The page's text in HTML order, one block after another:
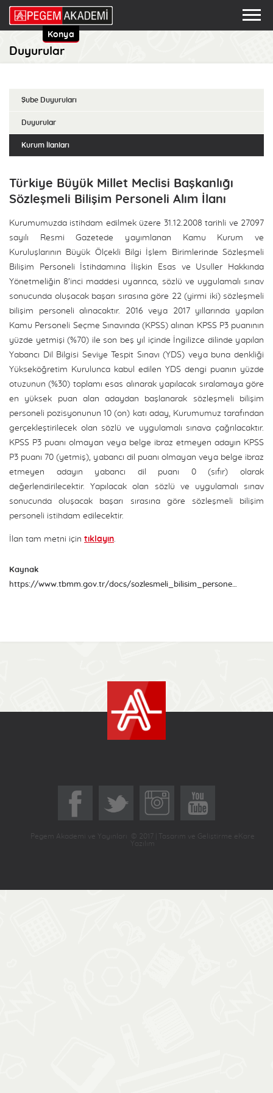
Konya
Duyurular
Şube Duyuruları
Duyurular
Kurum İlanları
Türkiye Büyük Millet Meclisi Başkanlığı
Sözleşmeli Bilişim Personeli Alım İlanı
Kurumumuzda istihdam edilmek üzere 31.12.2008 tarihli ve 27097
sayılı Resmi Gazetede yayımlanan Kamu Kurum ve
Kuruluşlarının Büyük Ölçekli Bilgi İşlem Birimlerinde Sözleşmeli
Bilişim Personeli İstihdamına İlişkin Esas ve Usuller Hakkında
Yönetmeliğin 8'inci maddesi uyarınca, sözlü ve uygulamalı sınav
sonucunda oluşacak başarı sırasına göre 22 (yirmi iki) sözleşmeli
bilişim personeli alınacaktır. 2016 veya 2017 yıllarında yapılan
Kamu Personeli Seçme Sınavında (KPSS) alınan KPSS P3 puanının
yüzde yetmişi (%70) ile son beş yıl içinde İngilizce dilinde yapılan
Yabancı Dil Bilgisi Seviye Tespit Sınavı (YDS) veya buna denkliği
Yükseköğretim Kurulunca kabul edilen YDS dengi puanın yüzde
otuzunun (%30) toplamı esas alınarak yapılacak sıralamaya göre
en yüksek puan alan adaydan başlanarak sözleşmeli bilişim
personeli pozisyonunun 10 (on) katı aday, Kurumumuz tarafından
gerçekleştirilecek olan sözlü ve uygulamalı sınava çağrılacaktır.
KPSS P3 puanı olmayan veya belge ibraz etmeyen adayın KPSS
P3 puanı 70 (yetmiş), yabancı dil puanı olmayan veya belge ibraz
etmeyen adayın yabancı dil puanı 0 (sıfır) olarak
değerlendirilecektir. Yapılacak olan sözlü ve uygulamalı sınav
sonucunda oluşacak başarı sırasına göre sözleşmeli bilişim
personeli istihdam edilecektir.
İlan tam metni için tıklayın.
Kaynak
https://www.tbmm.gov.tr/docs/sozlesmeli_bilisim_personeli_alim_ilani.pdf
Pegem Akademi ve Yayınları © 2017 | Tasarım ve Geliştirme eKare
Yazılım